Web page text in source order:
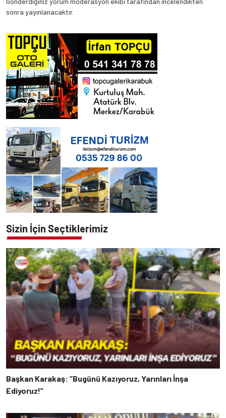
sonra yayınlanacaktır.
Sizin İçin Seçtiklerimiz
Başkan Karakaş: “Bugünü Kazıyoruz, Yarınları İnşa
Ediyoruz!”